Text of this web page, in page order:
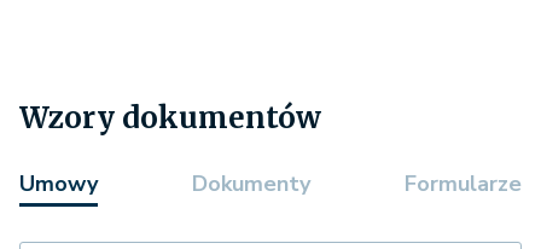
Wzory dokumentów
Umowy Dokumenty Formularze